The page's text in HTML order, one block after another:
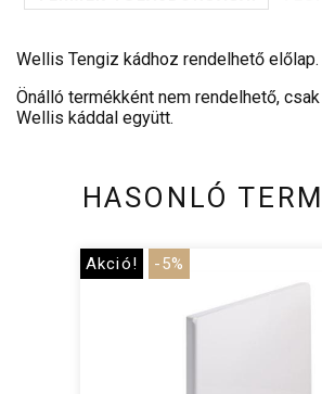
Wellis Tengiz kádhoz rendelhető előlap.
Önálló termékként nem rendelhető,
Wellis káddal együtt.
HASONLÓ
Akció! -5%